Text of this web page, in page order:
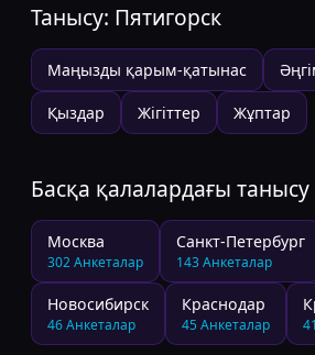
Танысу: Пятигорск
Маңызды қарым-қатынас
Қыздар Жігіттер Жұптар
Басқа қалалардағы танысу
Москва
302Анкеталар
Санкт-Петербург
143Анкеталар
Новосибирск
46Анкеталар
Краснодар
45 Анкеталар 41